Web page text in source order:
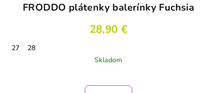
FRODDO plátenky balerínky Fuchsia
28,90 €
27
28
Skladom